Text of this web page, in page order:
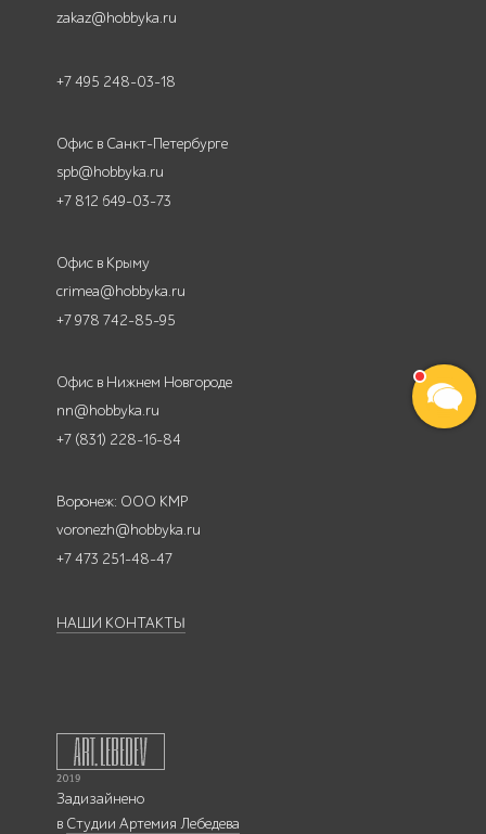
zakaz@hobbyka.ru
+7 495 248-03-18
Офис в Санкт-Петербурге
spb@hobbyka.ru
+7 812 649-03-73
Офис в Крыму
crimea@hobbyka.ru
+7 978 742-85-95
Офис в Нижнем Новгороде
nn@hobbyka.ru
+7 (831) 228-16-84
Воронеж: ООО КМР
voronezh@hobbyka.ru
+7 473 251-48-47
НАШИ КОНТАКТЫ
Задизайнено
в Студии Артемия Лебедева